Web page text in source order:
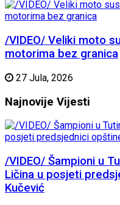
/VIDEO/ Veliki moto
motorima bez granica
27 Jula, 2026
Najnovije Vijesti
/VIDEO/ Šampioni u
Ličina u posjeti
Kučević